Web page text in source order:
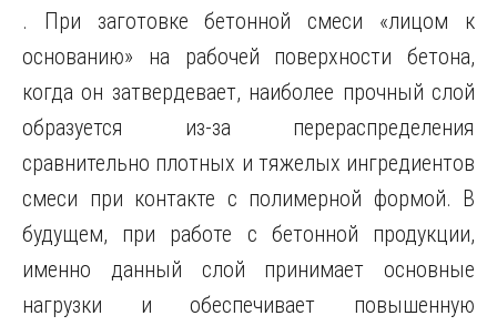
. При заготовке бетонной смеси «лицом к
основанию» на рабочей поверхности бетона,
когда он затвердевает, наиболее прочный слой
образуется из-за перераспределения
сравнительно плотных и тяжелых ингредиентов
смеси при контакте с полимерной формой. В
будущем, при работе с бетонной продукции,
именно данный слой принимает основные
нагрузки и обеспечивает повышенную